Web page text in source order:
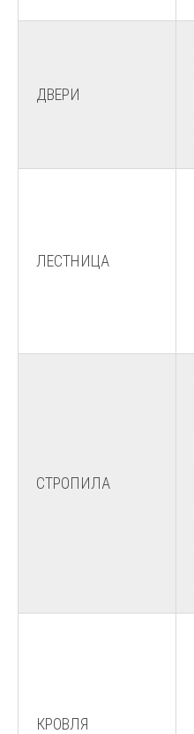
ДВЕРИ
ЛЕСТНИЦА
СТРОПИЛА
КРОВЛЯ